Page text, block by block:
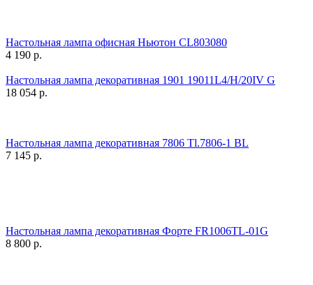
Настольная лампа офисная Ньютон CL803080
4 190 р.
Настольная лампа декоративная 1901 19011L4/H/20IV G
18 054 р.
Настольная лампа декоративная 7806 Tl.7806-1 BL
7 145 р.
Настольная лампа декоративная Форте FR1006TL-01G
8 800 р.